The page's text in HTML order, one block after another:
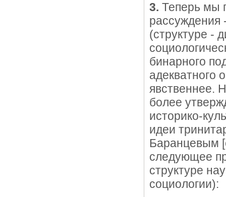
3. Теперь мы
рассуждения
(структуре -
бинарного
адекватного
явственнее.
более
историко-
идеи
Баранцевым
следующее
структуре
социологии):